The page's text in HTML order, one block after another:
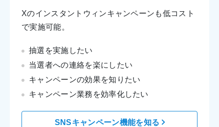
Xのインスタントウィンキャンペーンも低コスト
で実施可能。
抽選を実施したい
当選者への連絡を楽にしたい
キャンペーンの効果を知りたい
キャンペーン業務を効率化したい
SNSキャンペーン機能を知る